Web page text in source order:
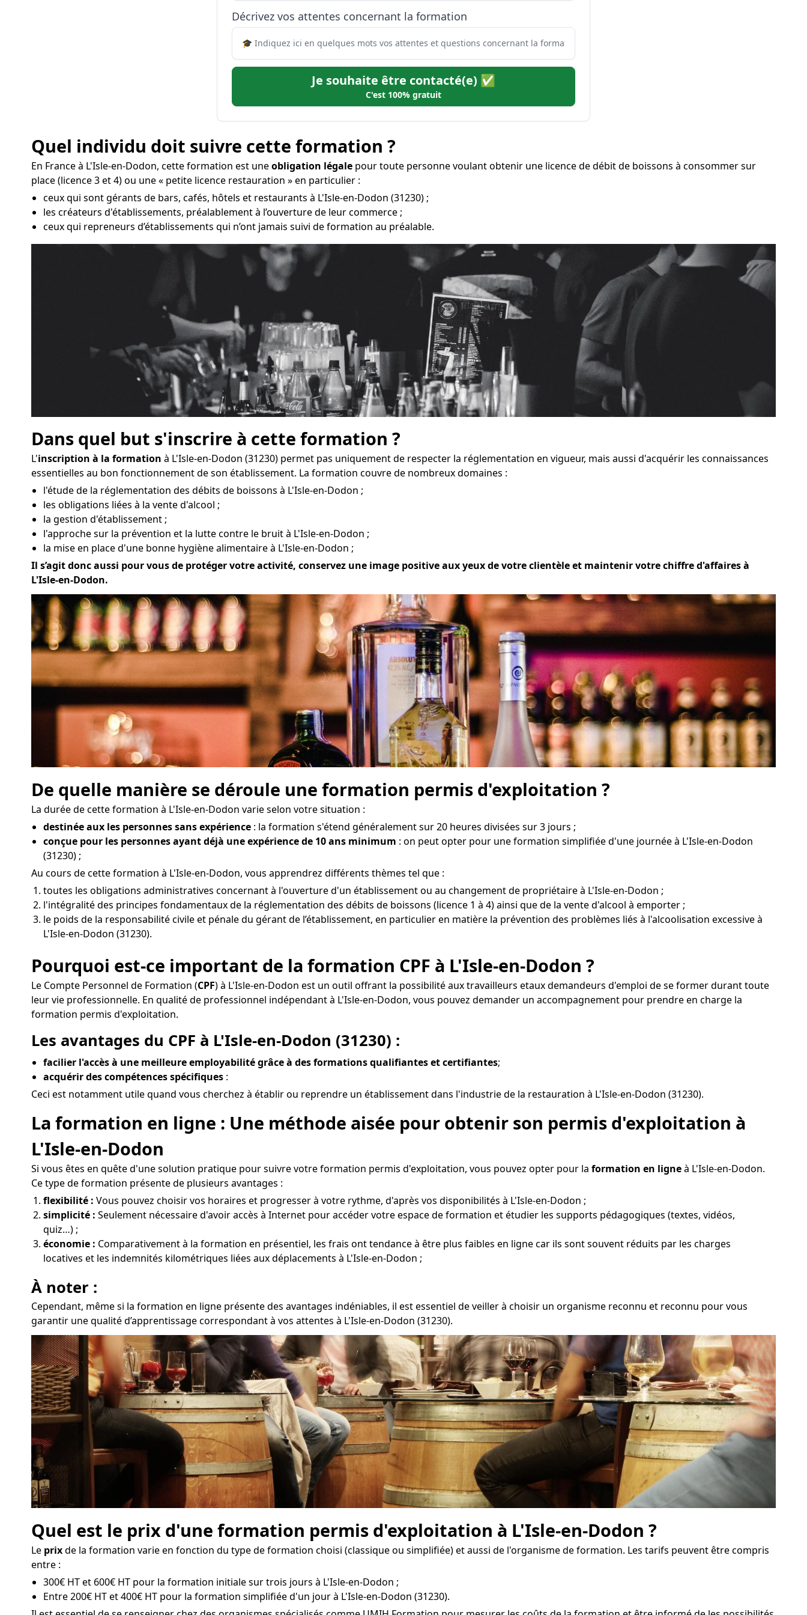
Décrivez vos attentes concernant la formation
Je souhaite être contacté(e) ✅
C'est 100% gratuit
Quel individu doit suivre cette formation ?
En France à L'Isle-en-Dodon, cette formation est uneobligation légale pour toute personne voulant obtenir une licence de débit de boissons à consommer sur
place (licence 3 et 4) ou une « petite licence restauration » en particulier :
ceux qui sont gérants de bars, cafés, hôtels et restaurants à L'Isle-en-Dodon (31230) ;
les créateurs d'établissements, préalablement à l’ouverture de leur commerce ;
ceux qui repreneurs d’établissements qui n’ont jamais suivi de formation au préalable.
Dans quel but s'inscrire à cette formation ?
L'inscription à la formation à L'Isle-en-Dodon (31230) permet pas uniquement de respecter la réglementation en vigueur, mais aussi d'acquérir les connaissances
essentielles au bon fonctionnement de son établissement. La formation couvre de nombreux domaines :
l'étude de la réglementation des débits de boissons à L'Isle-en-Dodon ;
les obligations liées à la vente d'alcool ;
la gestion d'établissement ;
l'approche sur la prévention et la lutte contre le bruit à L'Isle-en-Dodon ;
la mise en place d'une bonne hygiène alimentaire à L'Isle-en-Dodon ;
Il s’agit donc aussi pour vous de protéger votre activité, conservez une image positive aux yeux de votre clientèle et maintenir votre chiffre d'affaires à
L'Isle-en-Dodon.
De quelle manière se déroule une formation permis d'exploitation ?
La durée de cette formation à L'Isle-en-Dodon varie selon votre situation :
destinée aux les personnes sans expérience : la formation s'étend généralement sur 20 heures divisées sur 3 jours ;
conçue pour les personnes ayant déjà une expérience de 10 ans minimum : on peut opter pour une formation simplifiée d'une journée à L'Isle-en-Dodon
(31230) ;
Au cours de cette formation à L'Isle-en-Dodon, vous apprendrez différents thèmes tel que :
toutes les obligations administratives concernant à l'ouverture d'un établissement ou au changement de propriétaire à L'Isle-en-Dodon ;
l'intégralité des principes fondamentaux de la réglementation des débits de boissons (licence 1 à 4) ainsi que de la vente d'alcool à emporter ;
le poids de la responsabilité civile et pénale du gérant de l’établissement, en particulier en matière la prévention des problèmes liés à l'alcoolisation excessive à
L'Isle-en-Dodon (31230).
Pourquoi est-ce important de la formation CPF à L'Isle-en-Dodon ?
Le Compte Personnel de Formation (CPF) à L'Isle-en-Dodon est un outil offrant la possibilité aux travailleurs etaux demandeurs d'emploi de se former durant toute
leur vie professionnelle. En qualité de professionnel indépendant à L'Isle-en-Dodon, vous pouvez demander un accompagnement pour prendre en charge la
formation permis d'exploitation.
Les avantages du CPF à L'Isle-en-Dodon (31230) :
facilier l'accès à une meilleure employabilité grâce à des formations qualifiantes et certifiantes;
acquérir des compétences spécifiques :
Ceci est notamment utile quand vous cherchez à établir ou reprendre un établissement dans l'industrie de la restauration à L'Isle-en-Dodon (31230).
La formation en ligne : Une méthode aisée pour obtenir son permis d'exploitation à
L'Isle-en-Dodon
Si vous êtes en quête d'une solution pratique pour suivre votre formation permis d'exploitation, vous pouvez opter pour la formation en ligneà L'Isle-en-Dodon.
Ce type de formation présente de plusieurs avantages :
flexibilité : Vous pouvez choisir vos horaires et progresser à votre rythme, d'après vos disponibilités à L'Isle-en-Dodon ;
simplicité : Seulement nécessaire d'avoir accès à Internet pour accéder votre espace de formation et étudier les supports pédagogiques (textes, vidéos,
quiz…) ;
économie : Comparativement à la formation en présentiel, les frais ont tendance à être plus faibles en ligne car ils sont souvent réduits par les charges
locatives et les indemnités kilométriques liées aux déplacements à L'Isle-en-Dodon ;
À noter :
Cependant, même si la formation en ligne présente des avantages indéniables, il est essentiel de veiller à choisir un organisme reconnu et reconnu pour vous
garantir une qualité d’apprentissage correspondant à vos attentes à L'Isle-en-Dodon (31230).
Quel est le prix d'une formation permis d'exploitation à L'Isle-en-Dodon ?
Le prixde la formation varie en fonction du type de formation choisi (classique ou simplifiée) et aussi de l'organisme de formation. Les tarifs peuvent être compris
entre :
300€ HT et 600€ HT pour la formation initiale sur trois jours à L'Isle-en-Dodon ;
Entre 200€ HT et 400€ HT pour la formation simplifiée d'un jour à L'Isle-en-Dodon (31230).